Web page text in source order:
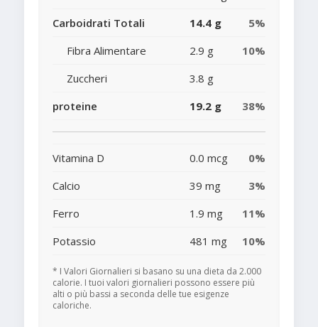
Carboidrati Totali
14.4 g
5%
Fibra Alimentare
2.9 g
10%
Zuccheri
3.8 g
proteine
19.2 g 38%
Vitamina D 0.0 mcg
0%
Calcio
39 mg
3%
Ferro
1.9 mg
11%
Potassio
481 mg 10%
* I Valori Giornalieri si basano su una dieta da 2.000
calorie. I tuoi valori giornalieri possono essere più
alti o più bassi a seconda delle tue esigenze
caloriche.